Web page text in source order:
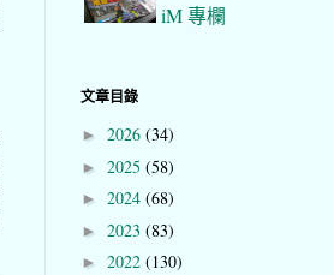
iM 專欄
文章目錄
► 2026 (34)
► 2025 (58)
► 2024 (68)
► 2023 (83)
► 2022 (130)